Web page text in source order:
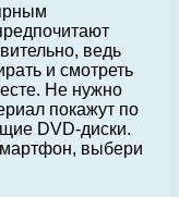
ведь
и смотреть
Не нужно
покажут по
DVD-диски.
выбери